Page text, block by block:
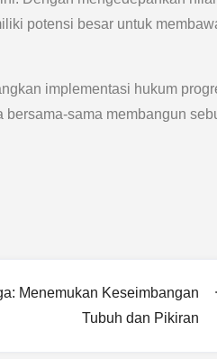
potensi besar untuk
implementasi hukum
sama membangun
Menemukan Keseimbangan
Tubuh dan Pikiran